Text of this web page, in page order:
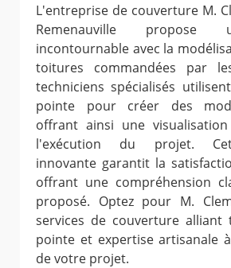
L'entreprise de couverture M.
Remenauville propose
incontournable avec la
toitures commandées par
techniciens spécialisés
pointe pour créer des
offrant ainsi une
l'exécution du projet.
innovante garantit la
offrant une compréhension
proposé. Optez pour M.
services de couverture alliant
pointe et expertise artisanale
de votre projet.